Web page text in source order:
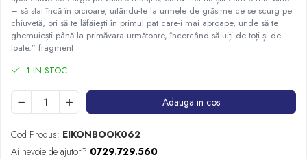
Spiritualitate/Ezoterism
Sport
Stiinte/Educatie
– să stai încă în picioare, uitându-te la urmele de grăsime ce se scurg pe
chiuvetă, ori să te lăfăiești în primul pat care-i mai aproape, unde să te
ghemuiești până la primăvara următoare, încercând să uiți de toți și de
toate.” fragment
1 IN STOC
Adauga in cos
Cod Produs: EIKONBOOK062
Ai nevoie de ajutor? 0729.729.560